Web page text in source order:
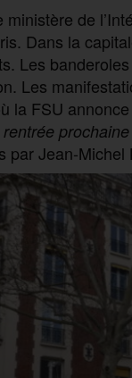
ministère de
Dans la
Les
Les
la FSU
prochaine
par Jean-